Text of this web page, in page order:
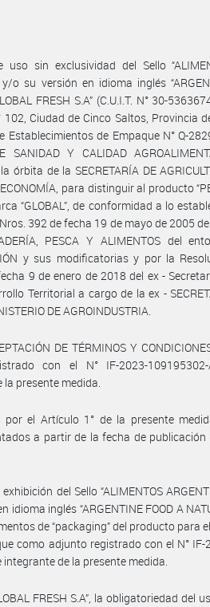
uso sin exclusividad del Sello
y/o su versión en idioma inglés
FRESH S.A” (C.U.I.T. N° 30-
Ciudad de Cinco Saltos, Provincia
de Empaque N° Q-
Y CALIDAD
de la SECRETARÍA DE
para distinguir al producto
“GLOBAL”, de conformidad a lo
392 de fecha 19 de mayo de 2005
PESCA Y ALIMENTOS del
y sus modificatorias y por la
9 de enero de 2018 del ex -
Territorial a cargo de la ex -
DE AGROINDUSTRIA.
DE TÉRMINOS Y
con el N° IF-2023-109195302-
presente medida.
por el Artículo 1° de la presente
a partir de la fecha de publicación
del Sello “ALIMENTOS
idioma inglés “ARGENTINE FOOD A
de “packaging” del producto para
como adjunto registrado con el N° IF-
de la presente medida.
FRESH S.A”, la obligatoriedad del